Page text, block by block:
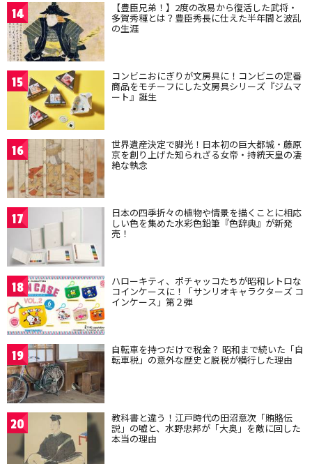
14 【豊臣兄弟！】2度の改易から復活した武将・
多賀秀種とは？豊臣秀長に仕えた半年間と波乱
の生涯
15 コンビニおにぎりが文房具に！コンビニの定番
商品をモチーフにした文房具シリーズ『ジムマ
ート』誕生
16 世界遺産決定で脚光！日本初の巨大都城・藤原
京を創り上げた知られざる女帝・持統天皇の凄
絶な執念
17 日本の四季折々の植物や情景を描くことに相応
しい色を集めた水彩色鉛筆『色辞典』が新発
売！
18 ハローキティ、ポチャッコたちが昭和レトロな
コインケースに！「サンリオキャラクターズ コ
インケース」第２弾
19 自転車を持つだけで税金？ 昭和まで続いた「自
転車税」の意外な歴史と脱税が横行した理由
20 教科書と違う！江戸時代の田沼意次「賄賂伝
説」の嘘と、水野忠邦が「大奥」を敵に回した
本当の理由